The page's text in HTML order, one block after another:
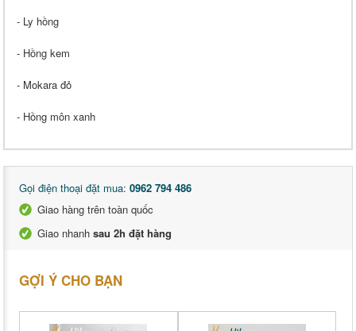
- Ly hồng
- Hồng kem
- Mokara đỏ
- Hồng môn xanh
Gọi điện thoại đặt mua: 0962 794 486
Giao hàng trên toàn quốc
Giao nhanh sau 2h đặt hàng
GỢI Ý CHO BẠN